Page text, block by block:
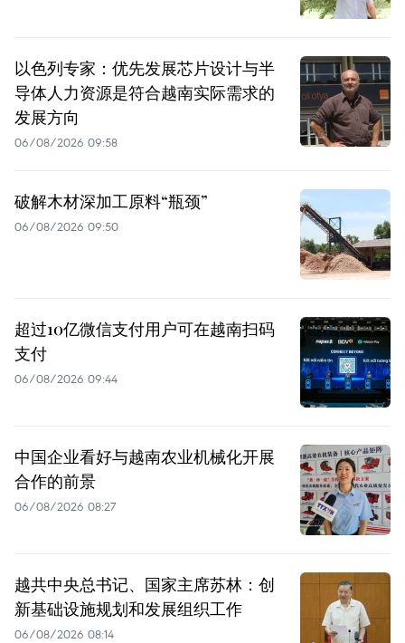
以色列专家：优先发展芯片设计与半
导体人力资源是符合越南实际需求的
发展方向
06/08/2026 09:58
破解木材深加工原料“瓶颈”
06/08/2026 09:50
超过10亿微信支付用户可在越南扫码
支付
06/08/2026 09:44
中国企业看好与越南农业机械化开展
合作的前景
06/08/2026 08:27
越共中央总书记、国家主席苏林：创
新基础设施规划和发展组织工作
06/08/2026 08:14